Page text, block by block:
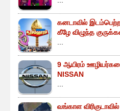
கனடாவில்
கீழே விழுந்த
9 ஆயிரம்
NISSAN
வங்காள